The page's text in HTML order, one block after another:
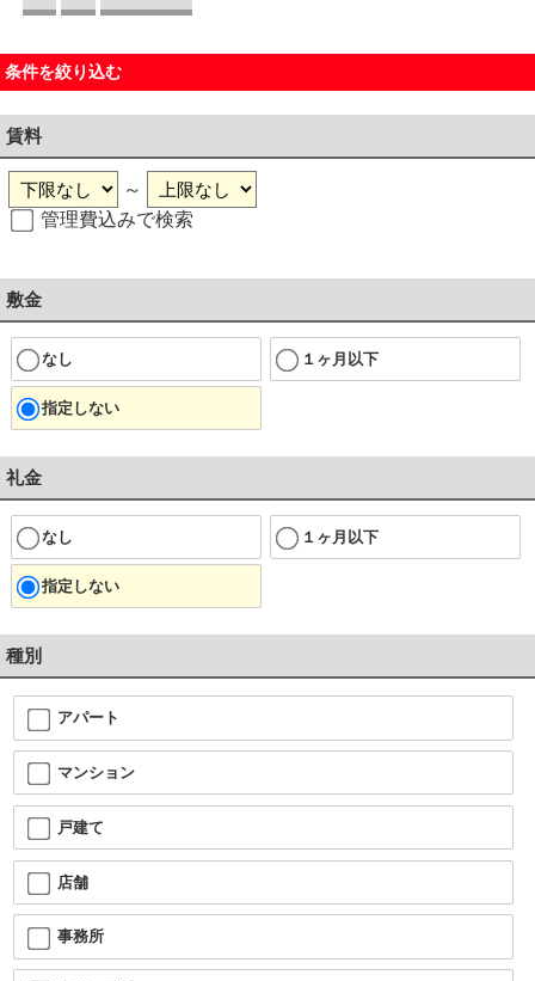
条件を絞り込む
賃料
～
管理費込みで検索
敷金
なし １ヶ月以下
指定しない
礼金
なし １ヶ月以下
指定しない
種別
アパート
マンション
戸建て
店舗
事務所